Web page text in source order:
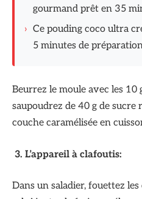
gourmand prêt en 35
› Ce pouding coco ultra
5 minutes de
Beurrez le moule avec les 10
saupoudrez de 40 g de
couche caramélisée en
3. L’appareil à clafoutis:
Dans un saladier, fouettez